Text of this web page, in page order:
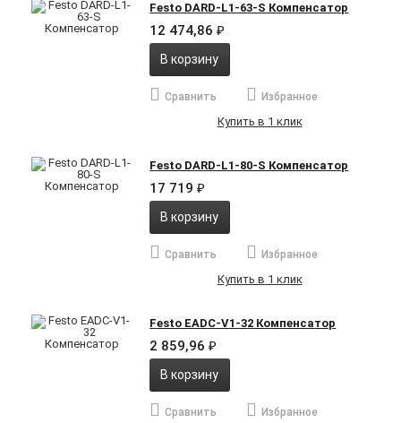
Festo DARD-L1-63-S Компенсатор
12 474,86₽
В корзину
Сравнить Избранное
Купить в 1 клик
Festo DARD-L1-80-S Компенсатор
17 719₽
В корзину
Сравнить Избранное
Купить в 1 клик
Festo EADC-V1-32 Компенсатор
2 859,96₽
В корзину
Сравнить Избранное